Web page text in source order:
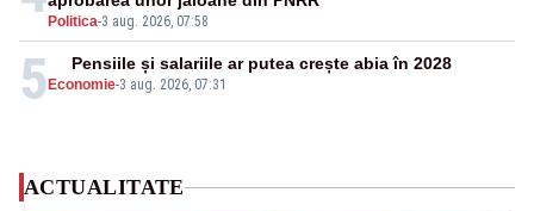
Politica-3 aug. 2026, 07:58
5 Economie-3 aug. 2026, 07:31
Pensiile și salariile ar putea crește abia în 2028
ACTUALITATE